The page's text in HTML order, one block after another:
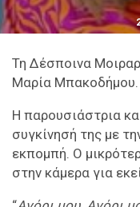
Τη Δέσποινα
Μαρία Μπακοδήμου.
Η παρουσιάστρια
συγκίνησή της με
εκπομπή. Ο
στην κάμερα για